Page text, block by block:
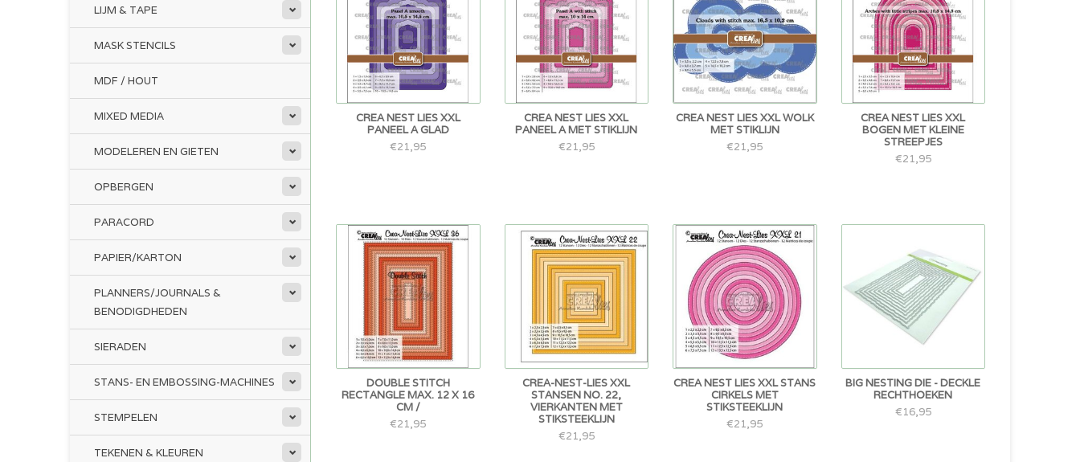
LIJM & TAPE
MASK STENCILS
MDF / HOUT
MIXED MEDIA
MODELEREN EN GIETEN
OPBERGEN
PARACORD
PAPIER/KARTON
PLANNERS/JOURNALS &
BENODIGDHEDEN
SIERADEN
STANS- EN EMBOSSING-MACHINES
STEMPELEN
TEKENEN & KLEUREN
CREA NEST LIES XXL
PANEEL A GLAD
€21,95
CREA NEST LIES XXL
PANEEL A MET STIKLIJN
€21,95
CREA NEST LIES XXL WOLK
MET STIKLIJN
€21,95
CREA NEST LIES XXL
BOGEN MET KLEINE
STREEPJES
€21,95
DOUBLE STITCH
RECTANGLE MAX. 12 X 16
CM /
€21,95
CREA-NEST-LIES XXL
STANSEN NO. 22,
VIERKANTEN MET
STIKSTEEKLIJN
€21,95
CREA NEST LIES XXL STANS
CIRKELS MET
STIKSTEEKLIJN
€21,95
BIG NESTING DIE - DECKLE
RECHTHOEKEN
€16,95